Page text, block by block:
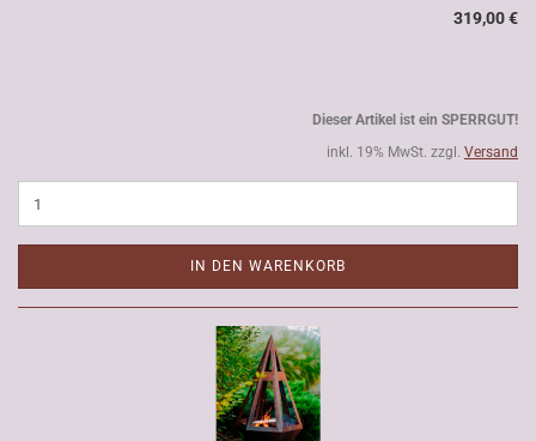
319,00 €
Dieser Artikel ist ein SPERRGUT!
inkl. 19% MwSt. zzgl. Versand
IN DEN WARENKORB